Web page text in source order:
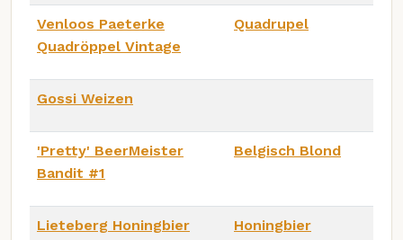
Venloos Paeterke
Quadröppel Vintage
Quadrupel
Gossi Weizen
'Pretty' BeerMeister
Bandit #1
Belgisch Blond
Lieteberg Honingbier Honingbier